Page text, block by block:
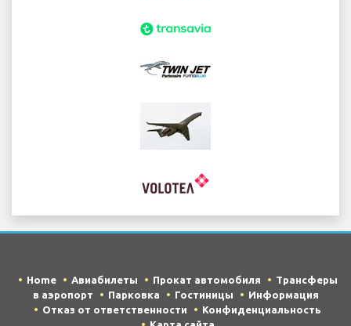
Home Авиабилеты Прокат автомобиля
Трансферы
в аэропорт
Парковка Гостиницы
Информация
Отказ от ответственности
Конфиденциальность